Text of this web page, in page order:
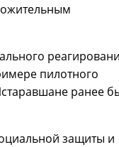
пилотного
ранее
защиты и